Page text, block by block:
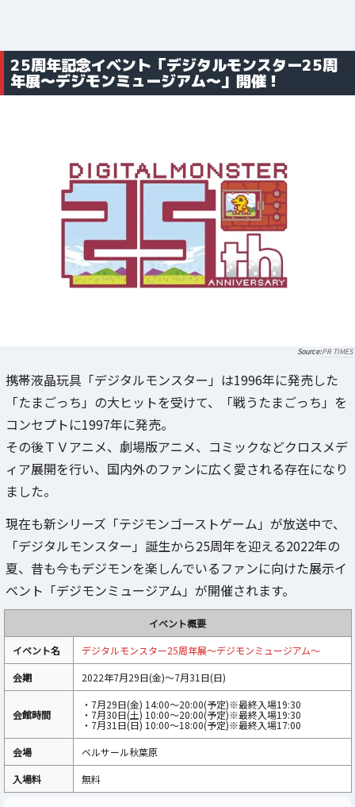
25周年記念イベント「デジタルモンスター25周
年展～デジモンミュージアム～」開催！
PR TIMES
携帯液晶玩具「デジタルモンスター」は1996年に発売した
「たまごっち」の大ヒットを受けて、「戦うたまごっち」を
コンセプトに1997年に発売。
その後ＴＶアニメ、劇場版アニメ、コミックなどクロスメデ
ィア展開を行い、国内外のファンに広く愛される存在になり
ました。
現在も新シリーズ「テジモンゴーストゲーム」が放送中で、
「デジタルモンスター」誕生から25周年を迎える2022年の
夏、昔も今もデジモンを楽しんでいるファンに向けた展示イ
ベント「デジモンミュージアム」が開催されます。
イベント概要
イベント名
デジタルモンスター25周年展～デジモンミュージアム～
会期
2022年7月29日(金)～7月31日(日)
会館時間
・7月29日(金) 14:00～20:00(予定)※最終入場19:30
・7月30日(土) 10:00～20:00(予定)※最終入場19:30
・7月31日(日) 10:00～18:00(予定)※最終入場17:00
会場
ベルサール秋葉原
入場料
無料